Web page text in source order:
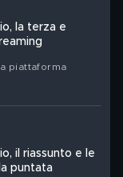
la terza e
piattaforma
il riassunto e le
puntata